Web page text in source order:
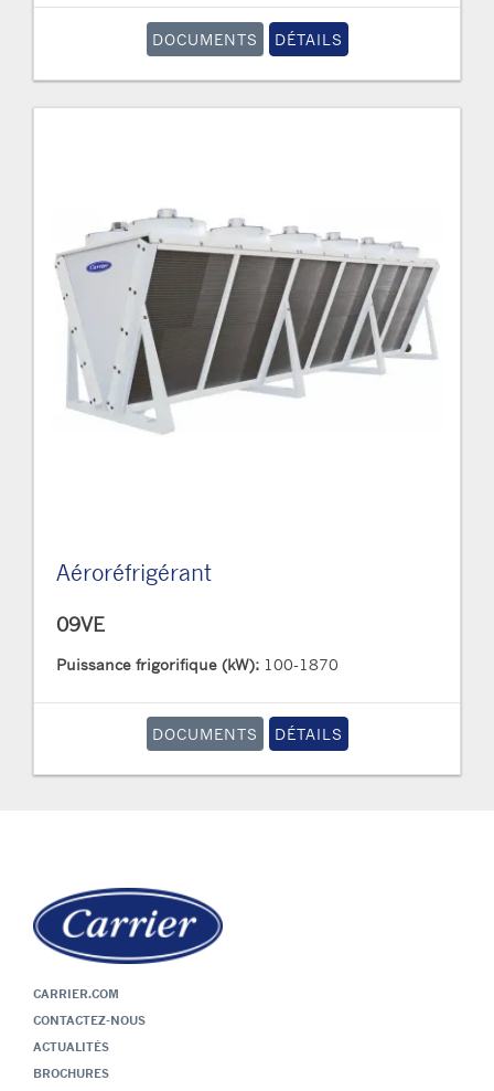
DOCUMENTS DÉTAILS
Aéroréfrigérant
09VE
Puissance frigorifique (kW): 100-1870
DOCUMENTS DÉTAILS
CARRIER.COM
CONTACTEZ-NOUS
ACTUALITÉS
BROCHURES